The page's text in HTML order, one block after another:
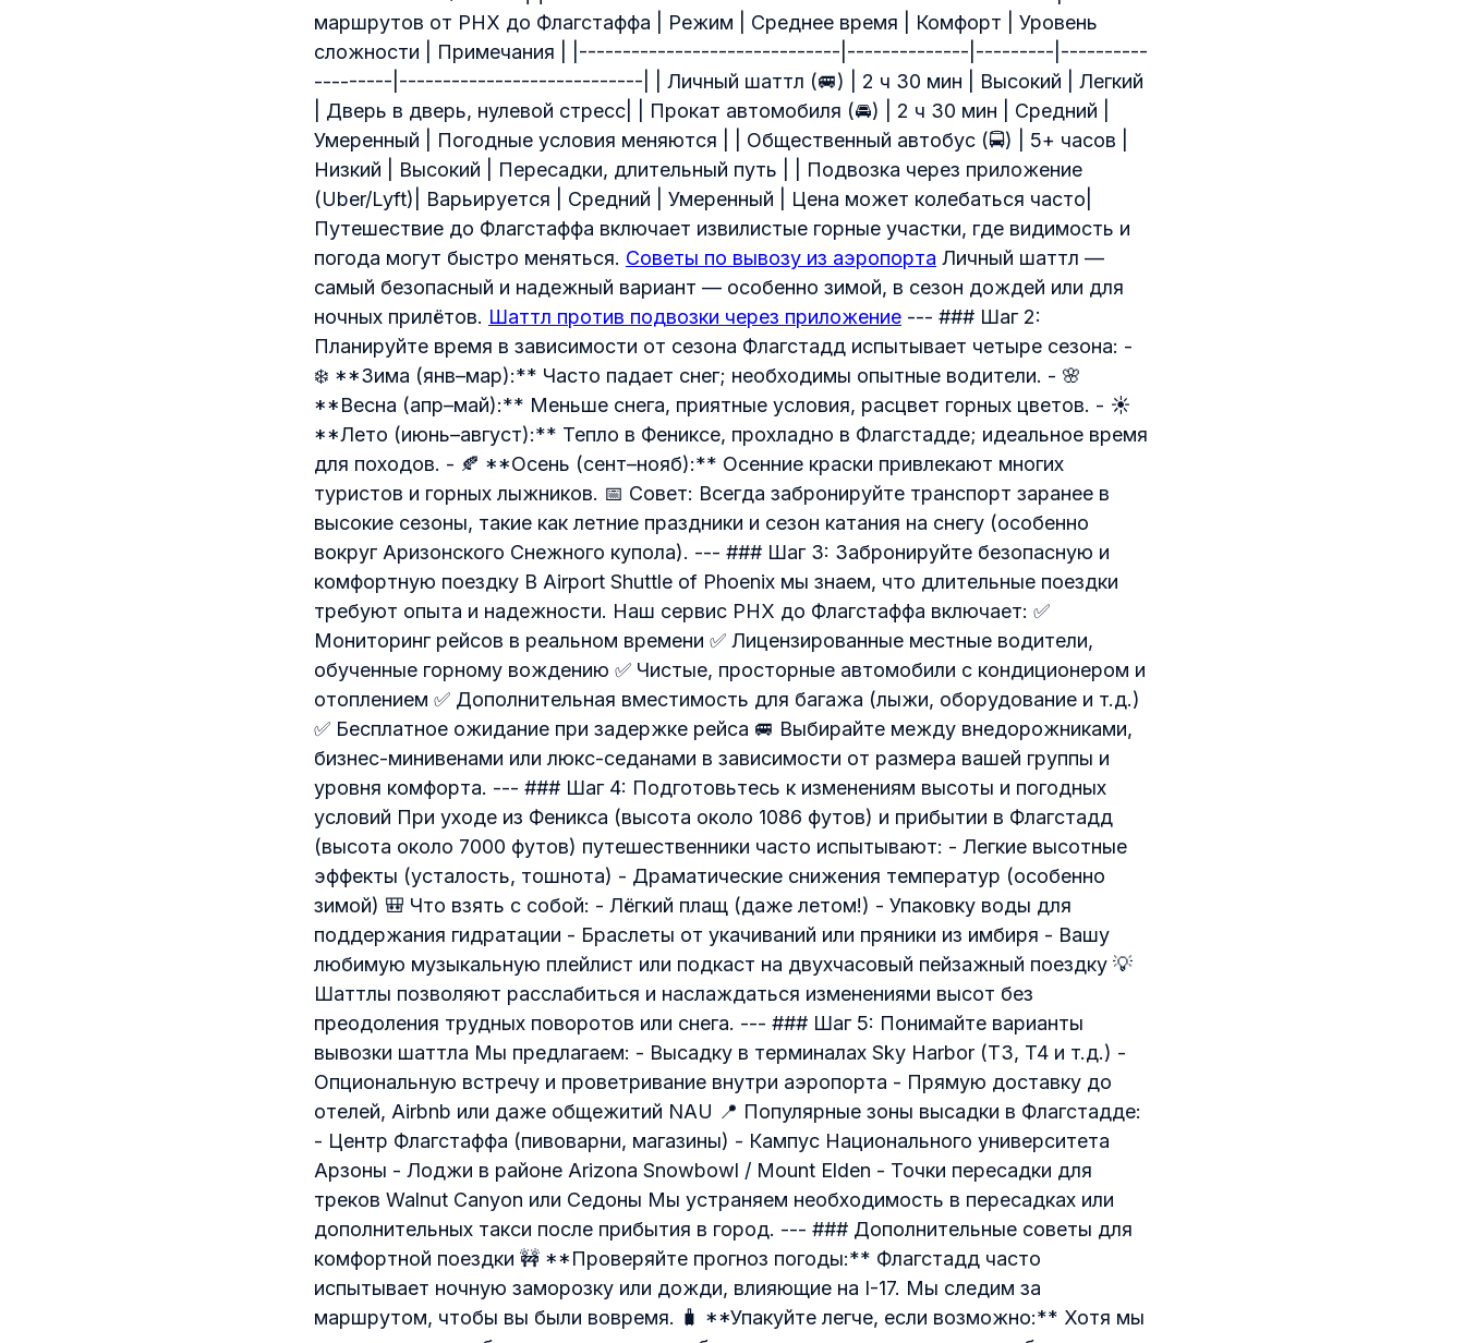
маршрутов от PHX до Флагстаффа | Режим | Среднее время | Комфорт | Уровень
сложности | Примечания | |------------------------------|--------------|---------|----------
---------|----------------------------| | Личный шаттл (🚐) | 2 ч 30 мин | Высокий | Легкий
| Дверь в дверь, нулевой стресс| | Прокат автомобиля (🚘) | 2 ч 30 мин | Средний |
Умеренный | Погодные условия меняются | | Общественный автобус (🚍) | 5+ часов |
Низкий | Высокий | Пересадки, длительный путь | | Подвозка через приложение
(Uber/Lyft)| Варьируется | Средний | Умеренный | Цена может колебаться часто|
Путешествие до Флагстаффа включает извилистые горные участки, где видимость и
погода могут быстро меняться. Советы по вывозу из аэропорта Личный шаттл —
самый безопасный и надежный вариант — особенно зимой, в сезон дождей или для
ночных прилётов. Шаттл против подвозки через приложение --- ### Шаг 2:
Планируйте время в зависимости от сезона Флагстадд испытывает четыре сезона: -
❄️ **Зима (янв–мар):** Часто падает снег; необходимы опытные водители. - 🌸
**Весна (апр–май):** Меньше снега, приятные условия, расцвет горных цветов. - ☀️
**Лето (июнь–август):** Тепло в Фениксе, прохладно в Флагстадде; идеальное время
для походов. - 🍂 **Осень (сент–нояб):** Осенние краски привлекают многих
туристов и горных лыжников. 📅 Совет: Всегда забронируйте транспорт заранее в
высокие сезоны, такие как летние праздники и сезон катания на снегу (особенно
вокруг Аризонского Снежного купола). --- ### Шаг 3: Забронируйте безопасную и
комфортную поездку В Airport Shuttle of Phoenix мы знаем, что длительные поездки
требуют опыта и надежности. Наш сервис PHX до Флагстаффа включает: ✅
Мониторинг рейсов в реальном времени ✅ Лицензированные местные водители,
обученные горному вождению ✅ Чистые, просторные автомобили с кондиционером и
отоплением ✅ Дополнительная вместимость для багажа (лыжи, оборудование и т.д.)
✅ Бесплатное ожидание при задержке рейса 🚐 Выбирайте между внедорожниками,
бизнес-минивенами или люкс-седанами в зависимости от размера вашей группы и
уровня комфорта. --- ### Шаг 4: Подготовьтесь к изменениям высоты и погодных
условий При уходе из Феникса (высота около 1086 футов) и прибытии в Флагстадд
(высота около 7000 футов) путешественники часто испытывают: - Легкие высотные
эффекты (усталость, тошнота) - Драматические снижения температур (особенно
зимой) 🎒 Что взять с собой: - Лёгкий плащ (даже летом!) - Упаковку воды для
поддержания гидратации - Браслеты от укачиваний или пряники из имбиря - Вашу
любимую музыкальную плейлист или подкаст на двухчасовый пейзажный поездку 💡
Шаттлы позволяют расслабиться и наслаждаться изменениями высот без
преодоления трудных поворотов или снега. --- ### Шаг 5: Понимайте варианты
вывозки шаттла Мы предлагаем: - Высадку в терминалах Sky Harbor (T3, T4 и т.д.) -
Опциональную встречу и проветривание внутри аэропорта - Прямую доставку до
отелей, Airbnb или даже общежитий NAU 📍 Популярные зоны высадки в Флагстадде:
- Центр Флагстаффа (пивоварни, магазины) - Кампус Национального университета
Арзоны - Лоджи в районе Arizona Snowbowl / Mount Elden - Точки пересадки для
треков Walnut Canyon или Седоны Мы устраняем необходимость в пересадках или
дополнительных такси после прибытия в город. --- ### Дополнительные советы для
комфортной поездки 🚧 **Проверяйте прогноз погоды:** Флагстадд часто
испытывает ночную заморозку или дожди, влияющие на I-17. Мы следим за
маршрутом, чтобы вы были вовремя. 🧳 **Упакуйте легче, если возможно:** Хотя мы